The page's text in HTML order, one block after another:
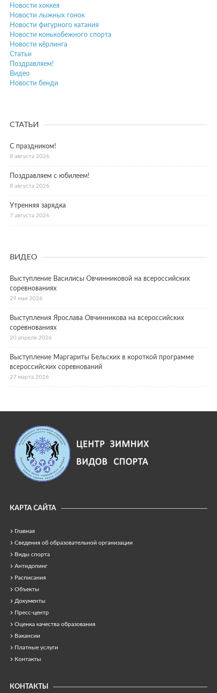
Новости хоккея
Новости лыжных гонок
Новости фигурного катания
Новости конькобежного спорта
Новости кёрлинга
Статьи
Поздравляем!
Видео
Новости бенди
СТАТЬИ
С праздником!
8 августа 2026
Поздравляем с юбилеем!
8 августа 2026
Утренняя зарядка
7 августа 2026
ВИДЕО
Выступление Василисы Овчинниковой на всероссийских
соревнованиях
29 мая 2026
Выступления Ярослава Овчинникова на всероссийских
соревнованиях
20 апреля 2026
Выступление Маргариты Бельских в короткой программе
всероссийских соревнований
27 марта 2026
КАРТА САЙТА
Главная
Сведения об образовательной организации
Виды спорта
Антидопинг
Расписания
Объекты
Документы
Пресс-центр
Оценка качества образования
Вакансии
Платные услуги
Контакты
КОНТАКТЫ